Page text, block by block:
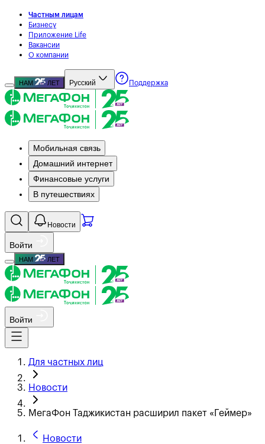
Частным лицам
Бизнесу
Приложение Life
Вакансии
О компании
НАМ ЛЕТ Русский Поддержка
Мобильная связь
Домашний интернет
Финансовые услуги
В путешествиях
Новости
Войти
НАМ ЛЕТ
Войти
Для частных лиц
Новости
МегаФон Таджикистан расширил пакет «Геймер»
Новости